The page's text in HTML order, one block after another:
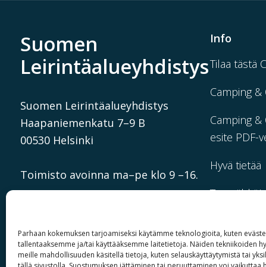
Parhaan kokemuksen tarjoamiseksi käytämme teknologioita, kuten
tallentaaksemme ja/tai käyttääksemme laitetietoja. Näiden tekniikoiden
meille mahdollisuuden käsitellä tietoja, kuten selauskäyttäytymistä tai
Suomen
Leirintäalueyhdistys
Suomen Leirintäalueyhdistys
Haapaniemenkatu 7–9 B
00530 Helsinki
Toimisto avoinna ma–pe klo 9 –16.
Info
Tilaa tästä
Camping &
Camping &
esite PDF-
Hyvä tietää
Tee